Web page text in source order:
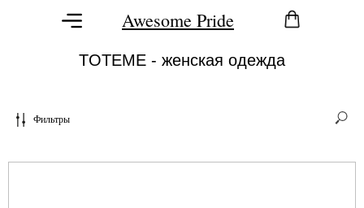
Awesome Pride
TOTEME - женская одежда
Фильтры